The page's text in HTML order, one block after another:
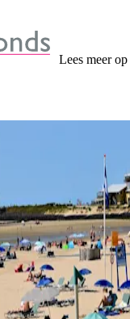
Lees meer op